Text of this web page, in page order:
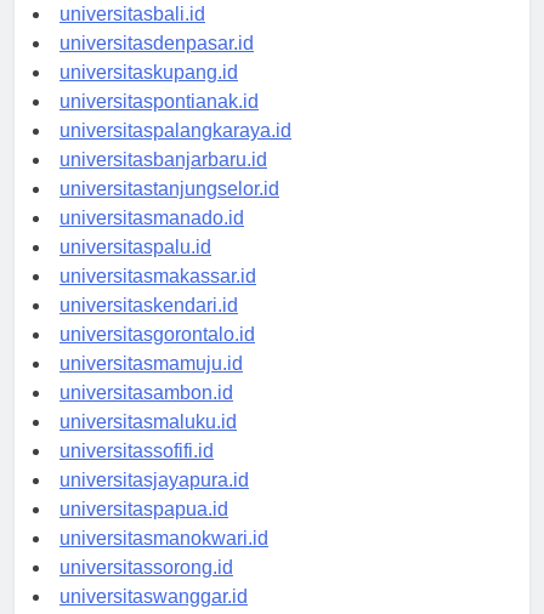
universitasbali.id
universitasdenpasar.id
universitaskupang.id
universitaspontianak.id
universitaspalangkaraya.id
universitasbanjarbaru.id
universitastanjungselor.id
universitasmanado.id
universitaspalu.id
universitasmakassar.id
universitaskendari.id
universitasgorontalo.id
universitasmamuju.id
universitasambon.id
universitasmaluku.id
universitassofifi.id
universitasjayapura.id
universitaspapua.id
universitasmanokwari.id
universitassorong.id
universitaswanggar.id